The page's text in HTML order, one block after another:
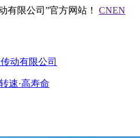
有限公司”官方网站！ CNEN
动有限公司
速·高寿命